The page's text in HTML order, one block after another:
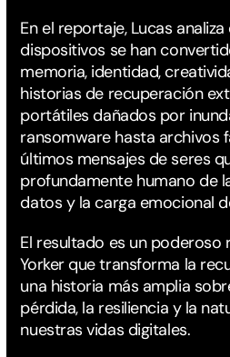
En el reportaje, Lucas
dispositivos se han
memoria, identidad,
historias de recuperación
portátiles dañados por
ransomware hasta archivos
últimos mensajes de seres
profundamente humano de
datos y la carga emocional
El resultado es un poderoso
Yorker que transforma la
una historia más amplia
pérdida, la resiliencia y la
nuestras vidas digitales.